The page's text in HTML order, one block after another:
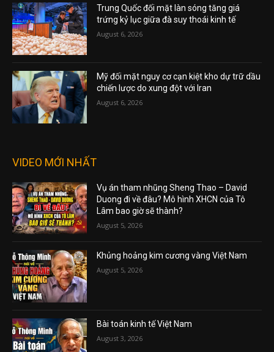
Trung Quốc đối mặt làn sóng tăng giá
trứng kỷ lục giữa đà suy thoái kinh tế
August 6, 2026
Mỹ đối mặt nguy cơ cạn kiệt kho dự trữ dầu
chiến lược do xung đột với Iran
August 6, 2026
VIDEO MỚI NHẤT
Vụ án tham nhũng Sheng Thao – David
Duong đi về đâu? Mô hình XHCN của Tô
Lâm bao giờ sẽ thành?
August 5, 2026
Khủng hoảng kim cương vàng Việt Nam
August 5, 2026
Bài toán kinh tế Việt Nam
August 3, 2026